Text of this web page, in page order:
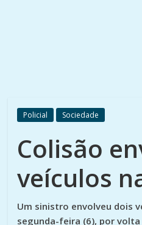
Policial Sociedade
Colisão
veículos
Um sinistro envolveu dois
segunda-feira (6), por volta